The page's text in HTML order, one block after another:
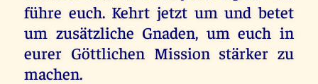
führe euch. Kehrt jetzt um und betet
um zusätzliche Gnaden, um euch in
eurer Göttlichen Mission stärker zu
machen.